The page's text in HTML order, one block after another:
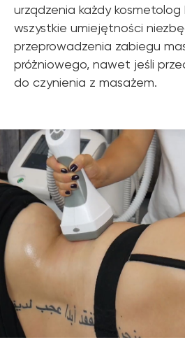
urządzenia każdy kosmetolog
wszystkie umiejętności
przeprowadzenia zabiegu
próżniowego, nawet jeśli
do czynienia z masażem.